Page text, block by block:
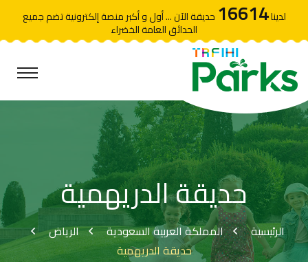
لدينا16614 حديقة الآن ... أول و أكبر منصة إلكترونية تضم جميع
الحدائق العامة الخضراء
حديقة الدريهمية
الرئيسية المملكة العربية السعودية
الرياض
حديقة الدريهمية